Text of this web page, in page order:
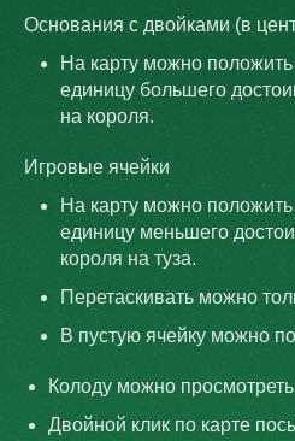
Основания с двойками (в
На карту можно
единицу большего
на короля.
Игровые ячейки
На карту можно
единицу меньшего
короля на туза.
Перетаскивать можно
В пустую ячейку можно
Колоду можно просмотреть
Двойной клик по карте